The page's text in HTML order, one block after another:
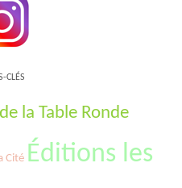
CLÉS
la Table Ronde
Cité Éditions les